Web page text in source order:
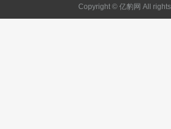
Copyright © 亿豹网 All